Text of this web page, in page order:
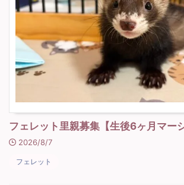
フェレット里親募集【生後6ヶ月マー
2026/8/7
フェレット